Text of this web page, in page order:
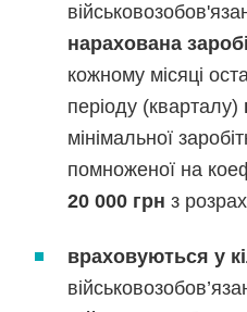
нарахована
кожному місяці
періоду (кварталу)
мінімальної
помноженої на
20 000 грн з
враховуються у